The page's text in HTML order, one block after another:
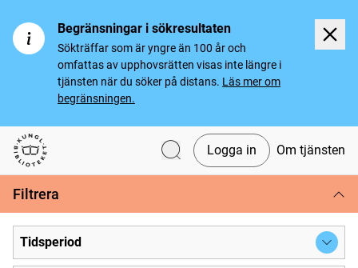
Begränsningar i sökresultaten
Sökträffar som är yngre än 100 år och
omfattas av upphovsrätten visas inte längre i
tjänsten när du söker på distans. Läs mer om
begränsningen.
Svenska tidningar
Logga in Om tjänsten
Filtrera
Tidsperiod